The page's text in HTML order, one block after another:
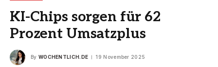
KI-Chips sorgen für 62
Prozent Umsatzplus
By WOCHENTLICH.DE 19 November 2025